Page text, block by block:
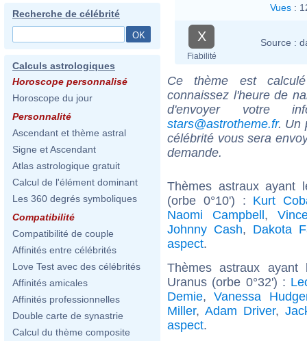
Recherche de célébrité
Calculs astrologiques
Horoscope personnalisé
Horoscope du jour
Personnalité
Ascendant et thème astral
Signe et Ascendant
Atlas astrologique gratuit
Calcul de l'élément dominant
Les 360 degrés symboliques
Compatibilité
Compatibilité de couple
Affinités entre célébrités
Love Test avec des célébrités
Affinités amicales
Affinités professionnelles
Double carte de synastrie
Calcul du thème composite
Vues :
X
Fiabilité
Source :
Ce thème est
connaissez l'heure de
d'envoyer votre
stars@astrotheme.fr. Un
célébrité vous sera
demande.
Thèmes astraux ayant
(orbe 0°10') : Kurt
Naomi Campbell,
Johnny Cash, Dakota
aspect.
Thèmes astraux ayant
Uranus (orbe 0°32') :
Demie,Vanessa
Miller,Adam Driver,
aspect.